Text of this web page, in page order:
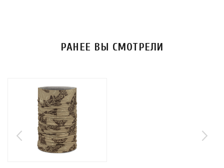
РАНЕЕ ВЫ СМОТРЕЛИ